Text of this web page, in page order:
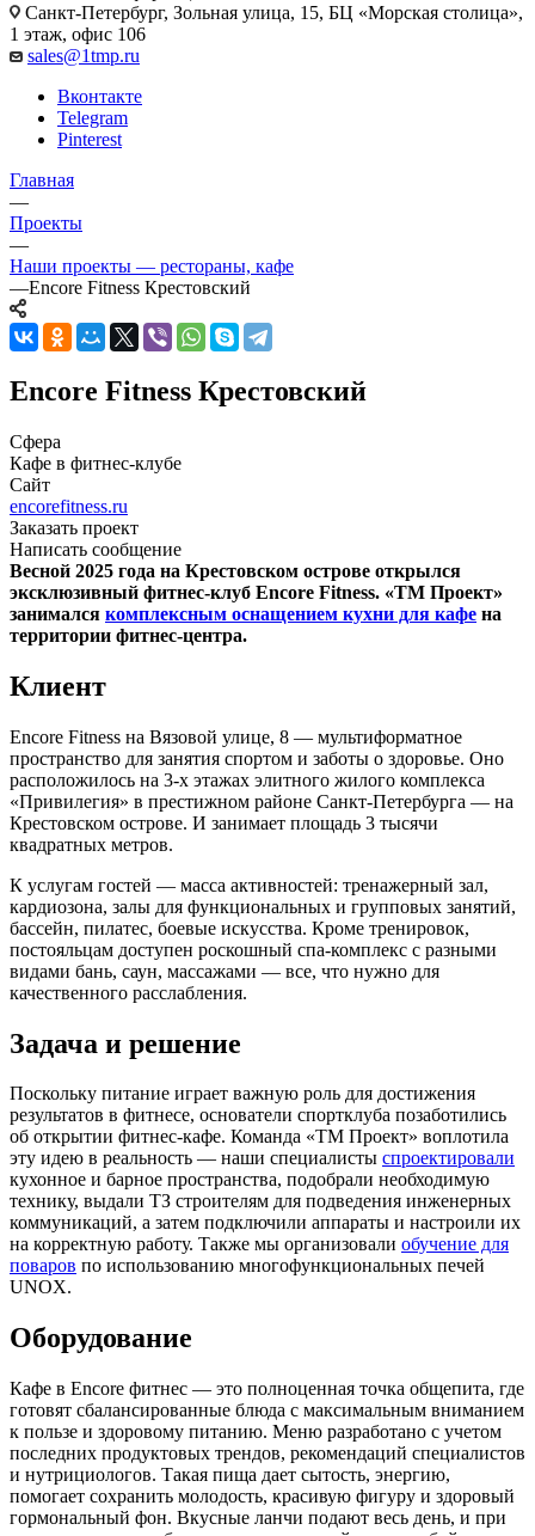
Санкт-Петербург, Зольная улица, 15, БЦ «Морская столица»,
1 этаж, офис 106
sales@1tmp.ru
Вконтакте
Telegram
Pinterest
Главная
—
Проекты
—
Наши проекты — рестораны, кафе
—Encore Fitness Крестовский
Encore Fitness Крестовский
Сфера
Кафе в фитнес-клубе
Сайт
encorefitness.ru
Заказать проект
Написать сообщение
Весной 2025 года на Крестовском острове открылся
эксклюзивный фитнес-клуб Encore Fitness. «ТМ Проект»
занимался комплексным оснащением кухни для кафе на
территории фитнес-центра.
Клиент
Encore Fitness на Вязовой улице, 8 — мультиформатное
пространство для занятия спортом и заботы о здоровье. Оно
расположилось на 3-х этажах элитного жилого комплекса
«Привилегия» в престижном районе Санкт-Петербурга — на
Крестовском острове. И занимает площадь 3 тысячи
квадратных метров.
К услугам гостей — масса активностей: тренажерный зал,
кардиозона, залы для функциональных и групповых занятий,
бассейн, пилатес, боевые искусства. Кроме тренировок,
постояльцам доступен роскошный спа-комплекс с разными
видами бань, саун, массажами — все, что нужно для
качественного расслабления.
Задача и решение
Поскольку питание играет важную роль для достижения
результатов в фитнесе, основатели спортклуба позаботились
об открытии фитнес-кафе. Команда «ТМ Проект» воплотила
эту идею в реальность — наши специалисты спроектировали
кухонное и барное пространства, подобрали необходимую
технику, выдали ТЗ строителям для подведения инженерных
коммуникаций, а затем подключили аппараты и настроили их
на корректную работу. Также мы организовали обучение для
поваров по использованию многофункциональных печей
UNOX.
Оборудование
Кафе в Encore фитнес — это полноценная точка общепита, где
готовят сбалансированные блюда с максимальным вниманием
к пользе и здоровому питанию. Меню разработано с учетом
последних продуктовых трендов, рекомендаций специалистов
и нутрициологов. Такая пища дает сытость, энергию,
помогает сохранить молодость, красивую фигуру и здоровый
гормональный фон. Вкусные ланчи подают весь день, и при